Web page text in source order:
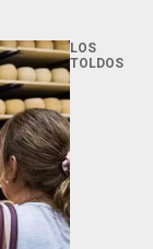
LOS
TOLDOS